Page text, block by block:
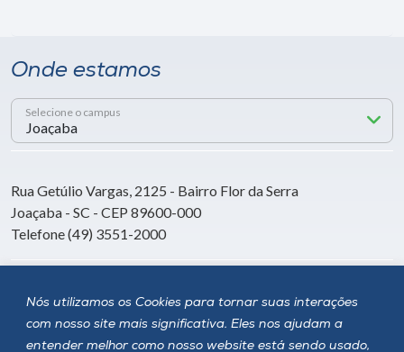
Nós utilizamos os Cookies para tornar suas interações
com nosso site mais significativa. Eles nos ajudam a
entender melhor como nosso website está sendo usado,
Onde estamos
Selecione o campus
Rua Getúlio Vargas, 2125 - Bairro Flor da Serra
Joaçaba - SC - CEP 89600-000
Telefone (49) 3551-2000
Siga a Unoesc